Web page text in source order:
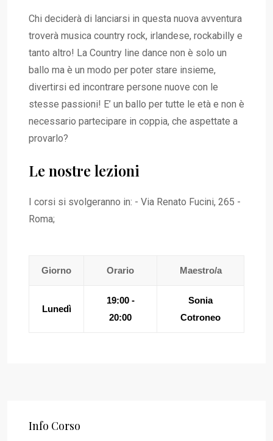
Chi deciderà di lanciarsi in questa nuova avventura
troverà musica country rock, irlandese, rockabilly e
tanto altro! La Country line dance non è solo un
ballo ma è un modo per poter stare insieme,
divertirsi ed incontrare persone nuove con le
stesse passioni! E’ un ballo per tutte le età e non è
necessario partecipare in coppia, che aspettate a
provarlo?
Le nostre lezioni
I corsi si svolgeranno in: - Via Renato Fucini, 265 -
Roma;
Giorno Orario Maestro/a
Lunedì
19:00 -
20:00
Sonia
Cotroneo
Info Corso